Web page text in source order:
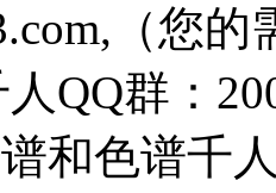
（您
QQ群：
和色谱千